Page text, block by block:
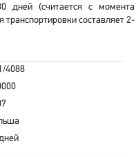
дней (считается с момента
составляет 2-
4088